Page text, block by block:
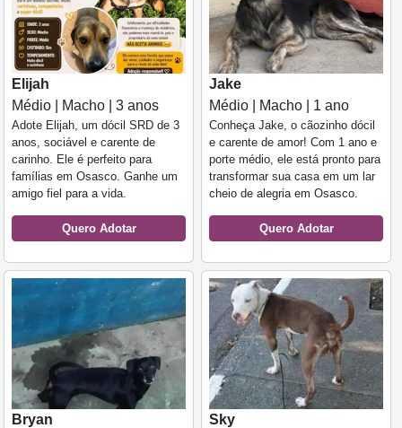
Elijah
Médio | Macho | 3 anos
Adote Elijah, um dócil SRD de 3
anos, sociável e carente de
carinho. Ele é perfeito para
famílias em Osasco. Ganhe um
amigo fiel para a vida.
Quero Adotar
Jake
Médio | Macho | 1 ano
Conheça Jake, o cãozinho dócil
e carente de amor! Com 1 ano e
porte médio, ele está pronto para
transformar sua casa em um lar
cheio de alegria em Osasco.
Quero Adotar
Bryan
Sky